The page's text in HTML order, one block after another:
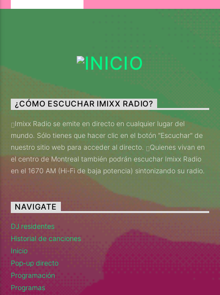
¿CÓMO ESCUCHAR IMIXX RADIO?
Imixx Radio se emite en directo en cualquier lugar del
mundo. Sólo tienes que hacer clic en el botón "Escuchar" de
nuestro sitio web para acceder al directo.
Quienes vivan en
el centro de Montreal también podrán escuchar Imixx Radio
en el 1670 AM (Hi-Fi de baja potencia) sintonizando su radio.
NAVIGATE
DJ residentes
Historial de canciones
Inicio
Pop-up directo
Programación
Programas